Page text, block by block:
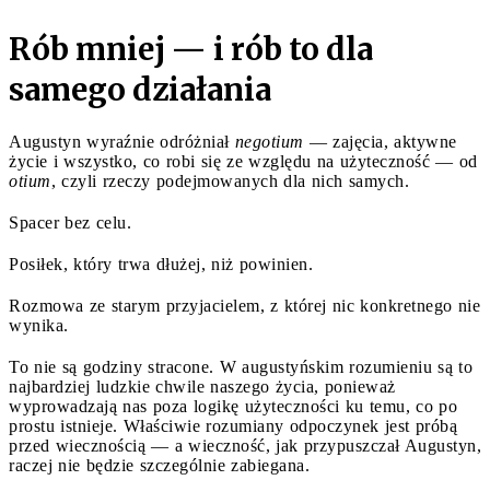
Rób mniej — i rób to dla
samego działania
Augustyn wyraźnie odróżniał negotium — zajęcia, aktywne
życie i wszystko, co robi się ze względu na użyteczność — od
otium, czyli rzeczy podejmowanych dla nich samych.
Spacer bez celu.
Posiłek, który trwa dłużej, niż powinien.
Rozmowa ze starym przyjacielem, z której nic konkretnego nie
wynika.
To nie są godziny stracone. W augustyńskim rozumieniu są to
najbardziej ludzkie chwile naszego życia, ponieważ
wyprowadzają nas poza logikę użyteczności ku temu, co po
prostu istnieje. Właściwie rozumiany odpoczynek jest próbą
przed wiecznością — a wieczność, jak przypuszczał Augustyn,
raczej nie będzie szczególnie zabiegana.